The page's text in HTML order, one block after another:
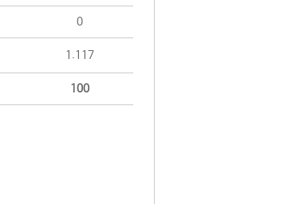
0
1.117
100